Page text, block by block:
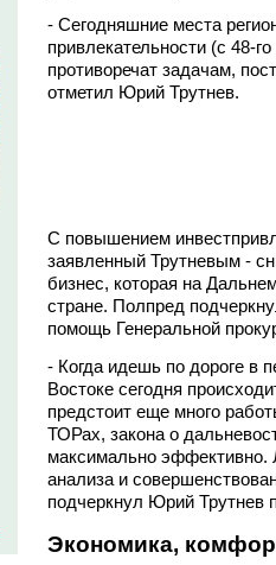
- Сегодняшние места
привлекательности (с 48-
противоречат задачам,
отметил Юрий Трутнев.
С повышением
заявленный Трутневым -
бизнес, которая на
стране. Полпред
помощь Генеральной
- Когда идешь по дороге в
Востоке сегодня
предстоит еще много
ТОРах, закона о
максимально эффективно.
анализа и
подчеркнул Юрий Трутнев
Экономика,